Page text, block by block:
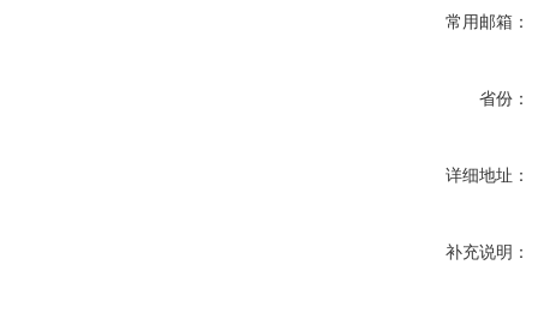
常用邮箱：
省份：
详细地址：
补充说明：